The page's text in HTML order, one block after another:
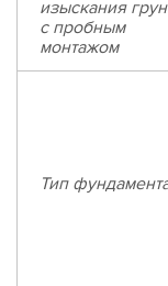
изыскания
с пробным
монтажом
Тип